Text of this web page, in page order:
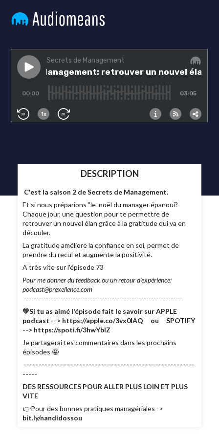
DESCRIPTION
C'est la saison 2 de Secrets de Management.
Et si nous préparions "le noël du manager épanoui?
Chaque jour, une question pour te permettre de
retrouver un nouvel élan grâce à la gratitude qui va en
découler.
La gratitude améliore la confiance en soi, permet de
prendre du recul et augmente la positivité.
A très vite sur l'épisode 73
Pour me donner du feedback ou un retour d'expérience:
podcast@prexellence.com
-----------------------------------------------------------------
💚Si tu as aimé l'épisode fait le savoir sur APPLE
podcast --> https://apple.co/3vx0lAQ ou SPOTIFY
--> https://spoti.fi/3hwYbIZ
Je partagerai tes commentaires dans les prochains
épisodes 🤩
----------------------------------------------------------
-----
DES RESSOURCES POUR ALLER PLUS LOIN ET PLUS
VITE
👉Pour des bonnes pratiques managériales ->
bit.ly/nandidossou